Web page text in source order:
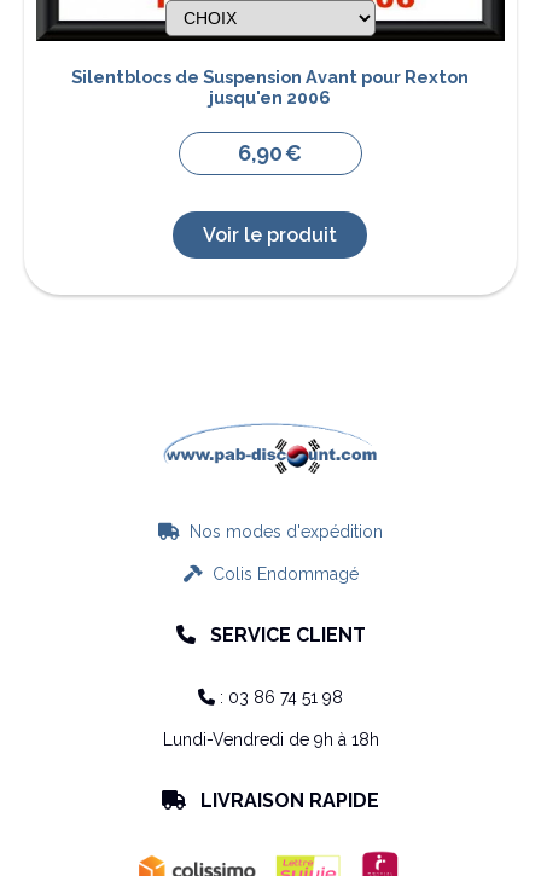
Silentblocs de Suspension Avant pour Rexton
jusqu'en 2006
6,90€
Voir le produit
 Nos modes d'expédition
Colis Endommagé
 SERVICE CLIENT
 : 03 86 74 51 98
Lundi-Vendredi de 9h à 18h
 LIVRAISON RAPIDE